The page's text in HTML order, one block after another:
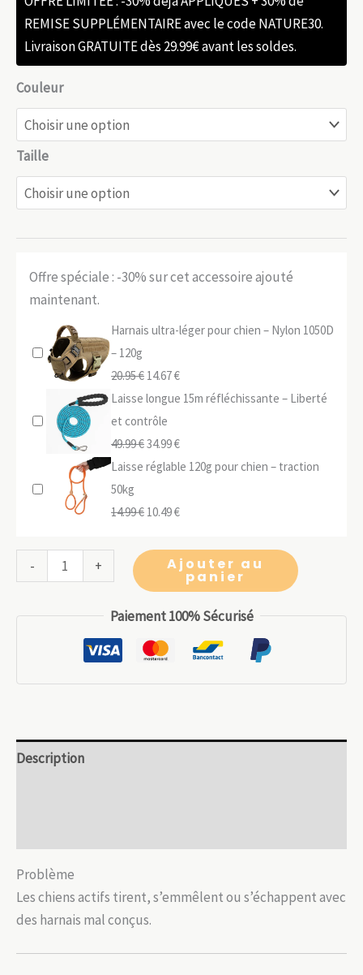
REMISE SUPPLÉMENTAIRE avec le code NATURE30.
Livraison GRATUITE dès 29.99€ avant les soldes.
Couleur
Taille
Offre spéciale : -30% sur cet accessoire ajouté
maintenant.
Harnais ultra-léger pour chien – Nylon 1050D
– 120g
20.95€ Le
prix
initial
était :
20.95 €.
14.67€Le
prix
est :
14.67 €.
Laisse longue 15m réfléchissante – Liberté
et contrôle
49.99€ Le
prix
était :
34.99€Le
prix
est :
Laisse réglable 120g pour chien – traction
50kg
14.99€ Le
initial
10.49€Le
actuel
est :
-
quantité
de
traction
+ Ajouter au
panier
Paiement 100% Sécurisé
Description
Problème
Les chiens actifs tirent, s’emmêlent ou s’échappent avec
des harnais mal conçus.